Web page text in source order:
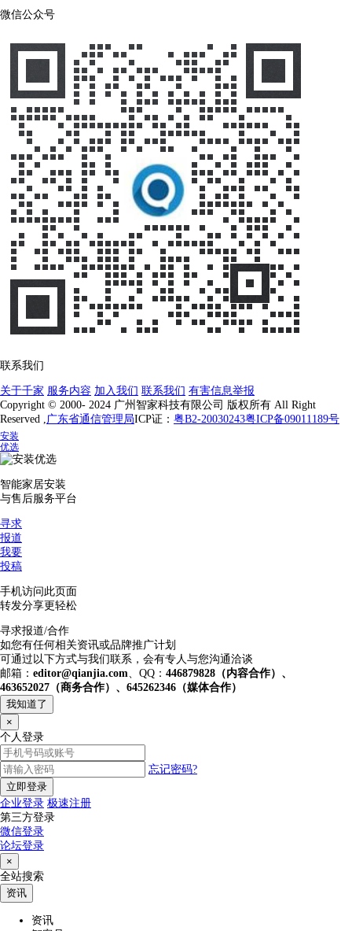
微信公众号
联系我们
关于千家 服务内容 加入我们 联系我们 有害信息举报
Copyright © 2000- 2024 广州智家科技有限公司 版权所有 All Right
Reserved ,
广东省通信管理局ICP证： 粤B2-20030243粤ICP备09011189号
安装
优选
智能家居安装
与售后服务平台
寻求
报道
我要
投稿
手机访问此页面
转发分享更轻松
寻求报道/合作
如您有任何相关资讯或品牌推广计划
可通过以下方式与我们联系，会有专人与您沟通洽谈
邮箱： editor@qianjia.com 、QQ： 446879828（内容合作）、
463652027（商务合作）、645262346（媒体合作）
我知道了
×
个人登录
忘记密码?
立即登录
企业登录 极速注册
第三方登录
微信登录
论坛登录
×
全站搜索
资讯
资讯